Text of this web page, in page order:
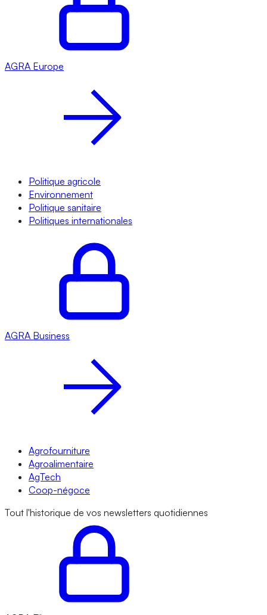
AGRA Europe
Politique agricole
Environnement
Politique sanitaire
Politiques internationales
AGRA Business
Agrofourniture
Agroalimentaire
AgTech
Coop-négoce
Tout l'historique de vos newsletters quotidiennes